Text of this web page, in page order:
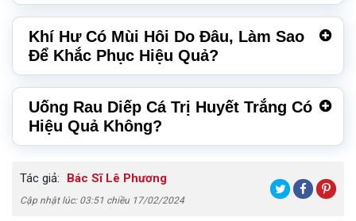
Khí Hư Có Mùi Hôi Do Đâu, Làm Sao
Để Khắc Phục Hiệu Quả?
Uống Rau Diếp Cá Trị Huyết Trắng Có
Hiệu Quả Không?
Tác giả: Bác Sĩ Lê Phương
Cập nhật lúc: 03:51 chiều 17/02/2024